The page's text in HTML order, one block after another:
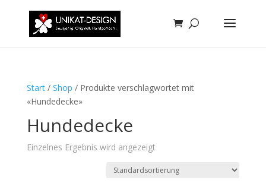
Start/ Shop / Produkte verschlagwortet mit
«Hundedecke»
Hundedecke
Einzelnes Ergebnis wird angezeigt